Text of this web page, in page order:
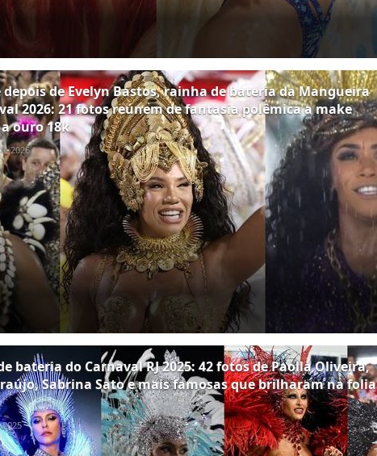
depois de Evelyn Bastos, rainha de bateria da Mangueira
2026: 21 fotos reúnem de fantasia polêmica a make
ouro 18k
2026
bateria do Carnaval RJ 2025: 42 fotos de Paolla Oliveira,
Sabrina Sato e mais famosas que brilharam na folia